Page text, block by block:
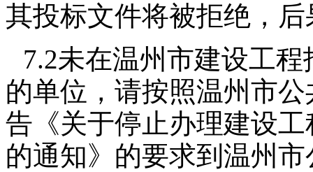
其投标文件将被拒绝，
7.2未在温州市建设工
的单位，请按照温州市
告《关于停止办理建设
的通知》的要求到温州